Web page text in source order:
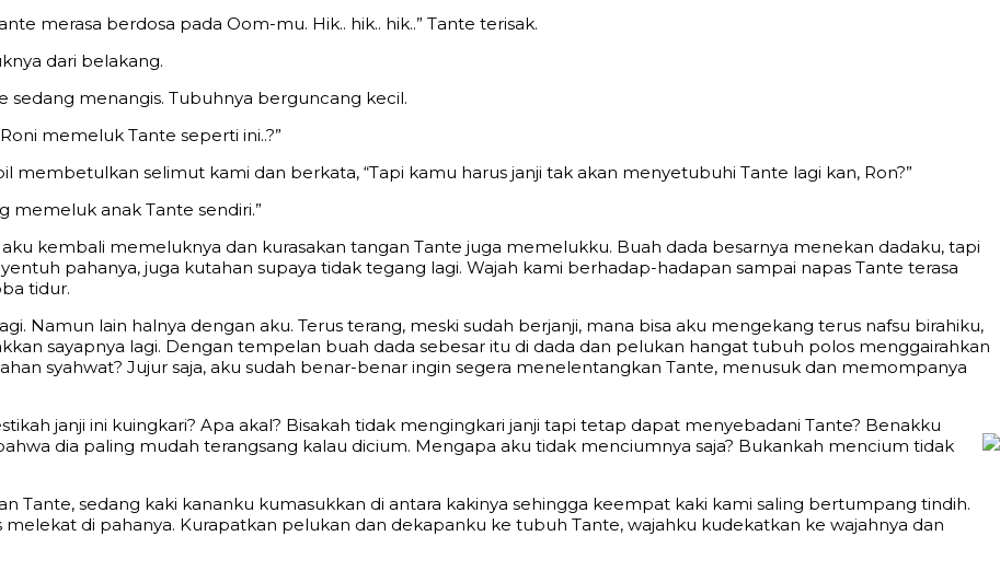
merasa berdosa pada Oom-mu. Hik.. hik.. hik..” Tante terisak.
dari belakang.
menangis. Tubuhnya berguncang kecil.
memeluk Tante seperti ini..?”
selimut kami dan berkata, “Tapi kamu harus janji tak akan menyetubuhi Tante lagi kan, Ron?”
memeluk anak Tante sendiri.”
kembali memeluknya dan kurasakan tangan Tante juga memelukku. Buah dada besarnya menekan dadaku, tapi
pahanya, juga kutahan supaya tidak tegang lagi. Wajah kami berhadap-hadapan sampai napas Tante terasa
tidur.
Namun lain halnya dengan aku. Terus terang, meski sudah berjanji, mana bisa aku mengekang terus nafsu birahiku,
sayapnya lagi. Dengan tempelan buah dada sebesar itu di dada dan pelukan hangat tubuh polos menggairahkan
syahwat? Jujur saja, aku sudah benar-benar ingin segera menelentangkan Tante, menusuk dan memompanya
janji ini kuingkari? Apa akal? Bisakah tidak mengingkari janji tapi tetap dapat menyebadani Tante? Benakku
dia paling mudah terangsang kalau dicium. Mengapa aku tidak menciumnya saja? Bukankah mencium tidak
Tante, sedang kaki kananku kumasukkan di antara kakinya sehingga keempat kaki kami saling bertumpang tindih.
di pahanya. Kurapatkan pelukan dan dekapanku ke tubuh Tante, wajahku kudekatkan ke wajahnya dan